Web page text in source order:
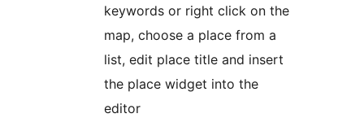
keywords or right click on the
map, choose a place from a
list, edit place title and insert
the place widget into the
editor